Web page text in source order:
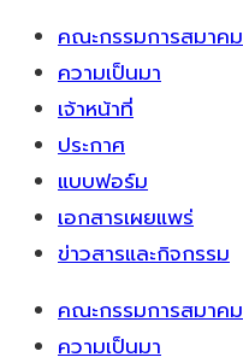
คณะกรรมการสมาคม
ความเป็นมา
เจ้าหน้าที่
ประกาศ
แบบฟอร์ม
เอกสารเผยแพร่
ข่าวสารและกิจกรรม
คณะกรรมการสมาคม
ความเป็นมา